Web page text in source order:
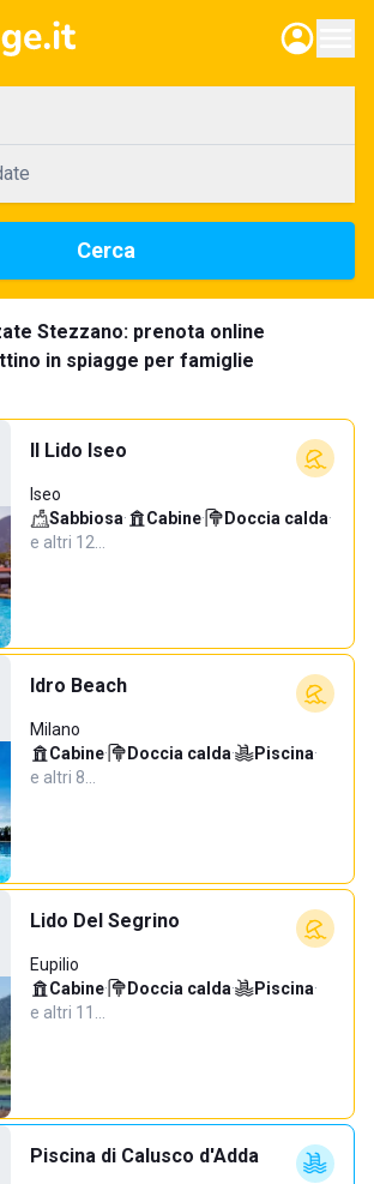
Cerca
Stezzano: prenota online
in spiagge per famiglie
Il Lido Iseo
Iseo
Sabbiosa· Cabine· Doccia calda·
e altri 12…
Idro Beach
Milano
Cabine· Doccia calda· Piscina·
e altri 8…
Lido Del Segrino
Eupilio
Cabine· Doccia calda· Piscina·
e altri 11…
Piscina di Calusco d'Adda